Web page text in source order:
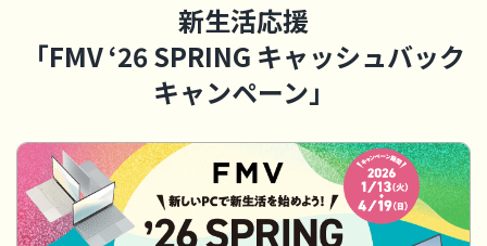
新生活応援
「FMV ‘26 SPRING キャッシュバック
キャンペーン」